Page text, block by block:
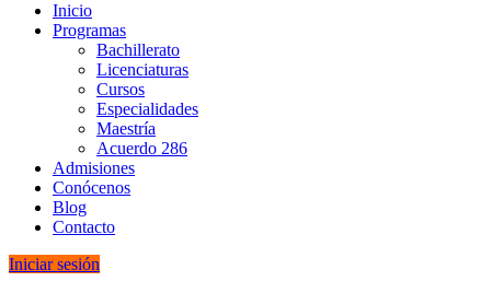
Inicio
Programas
Bachillerato
Licenciaturas
Cursos
Especialidades
Maestría
Acuerdo 286
Admisiones
Conócenos
Blog
Contacto
Iniciar sesión